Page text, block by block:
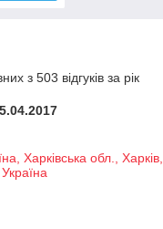
з 503 відгуків за рік
Харківська обл., Харків,